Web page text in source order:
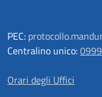
PEC:
Centralino unico:
Orari degli Uffici